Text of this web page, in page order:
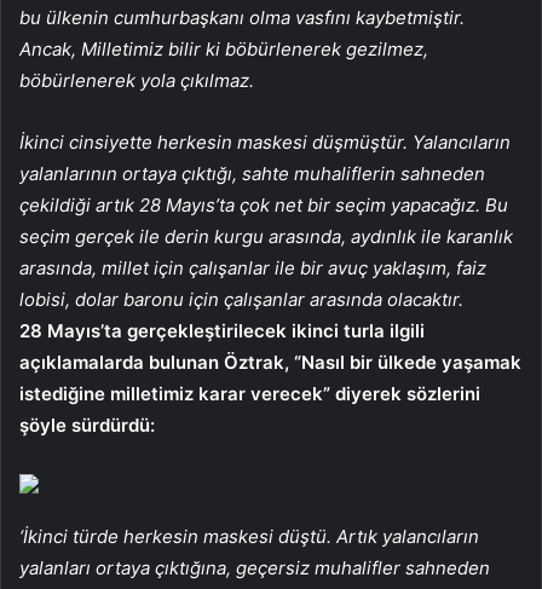
bu ülkenin cumhurbaşkanı olma vasfını kaybetmiştir.
Ancak, Milletimiz bilir ki böbürlenerek gezilmez,
böbürlenerek yola çıkılmaz.
İkinci cinsiyette herkesin maskesi düşmüştür. Yalancıların
yalanlarının ortaya çıktığı, sahte muhaliflerin sahneden
çekildiği artık 28 Mayıs’ta çok net bir seçim yapacağız. Bu
seçim gerçek ile derin kurgu arasında, aydınlık ile karanlık
arasında, millet için çalışanlar ile bir avuç yaklaşım, faiz
lobisi, dolar baronu için çalışanlar arasında olacaktır.
28 Mayıs’ta gerçekleştirilecek ikinci turla ilgili
açıklamalarda bulunan Öztrak, “Nasıl bir ülkede yaşamak
istediğine milletimiz karar verecek” diyerek sözlerini
şöyle sürdürdü:
‘İkinci türde herkesin maskesi düştü. Artık yalancıların
yalanları ortaya çıktığına, geçersiz muhalifler sahneden